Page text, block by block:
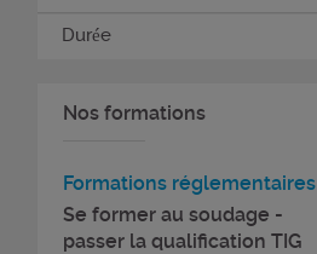
Durée
Nos formations
Formations réglementaires
Se former au soudage -
passer la qualification TIG